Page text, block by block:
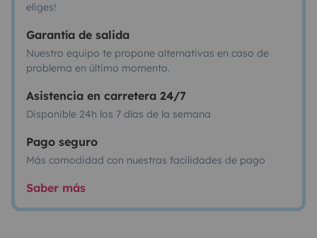
eliges!
Garantía de salida
Nuestro equipo te propone alternativas en caso de
problema en último momento.
Asistencia en carretera 24/7
Disponible 24h los 7 días de la semana
Pago seguro
Más comodidad con nuestras facilidades de pago
Saber más